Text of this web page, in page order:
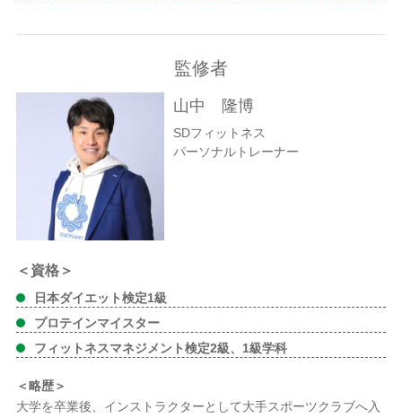
監修者
山中 隆博
SDフィットネス
パーソナルトレーナー
＜資格＞
日本ダイエット検定1級
プロテインマイスター
フィットネスマネジメント検定2級、1級学科
＜略歴＞
大学を卒業後、インストラクターとして大手スポーツクラブへ入